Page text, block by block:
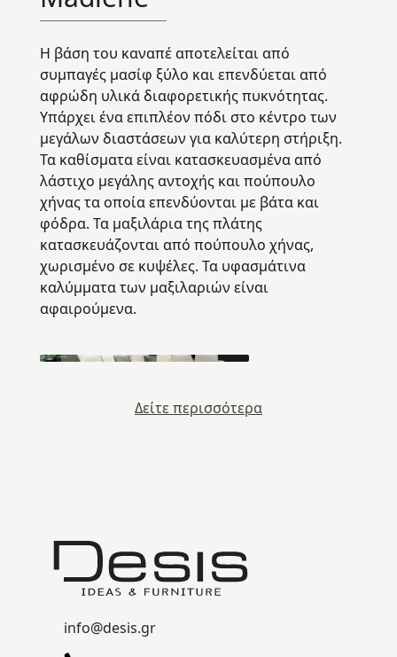
Η βάση του καναπέ αποτελείται από
συμπαγές μασίφ ξύλο και επενδύεται από
αφρώδη υλικά διαφορετικής πυκνότητας.
Υπάρχει ένα επιπλέον πόδι στο κέντρο των
μεγάλων διαστάσεων για καλύτερη στήριξη.
Τα καθίσματα είναι κατασκευασμένα από
λάστιχο μεγάλης αντοχής και πούπουλο
χήνας τα οποία επενδύονται με βάτα και
φόδρα. Τα μαξιλάρια της πλάτης
κατασκευάζονται από πούπουλο χήνας,
χωρισμένο σε κυψέλες. Τα υφασμάτινα
καλύμματα των μαξιλαριών είναι
αφαιρούμενα.
Δείτε περισσότερα
info@desis.gr